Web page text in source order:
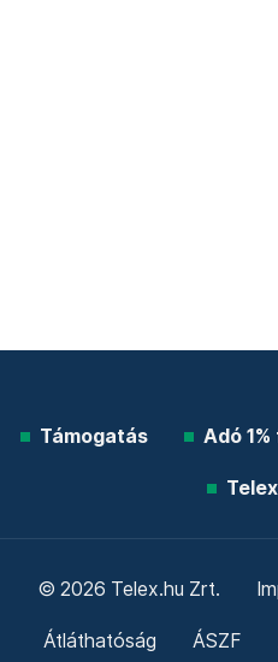
Támogatás Adó
© 2026 Telex.hu Zrt.
Átláthatóság ÁSZF